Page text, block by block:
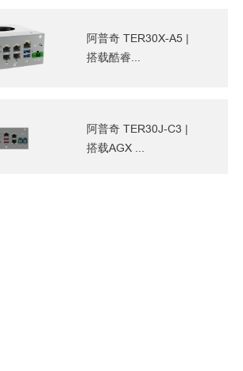
阿普奇 TER30X-A5 |
搭载酷睿...
阿普奇 TER30J-C3 |
搭载AGX ...